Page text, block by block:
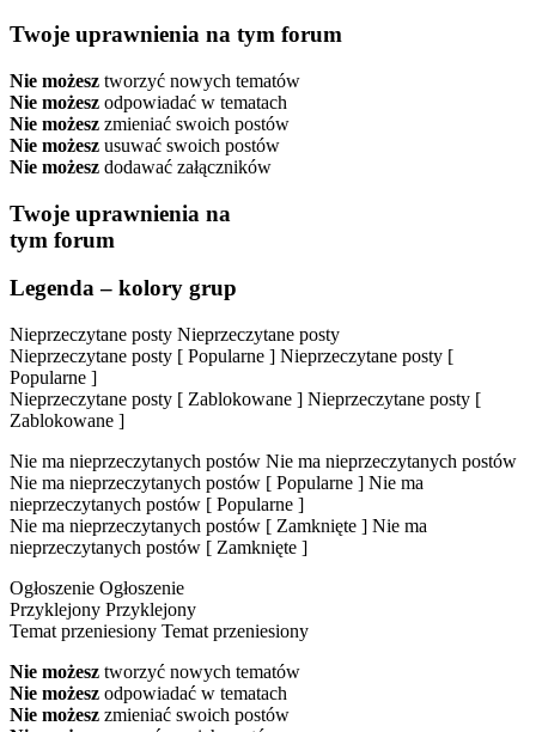
Twoje uprawnienia na tym forum
Nie możesz tworzyć nowych tematów
Nie możesz odpowiadać w tematach
Nie możesz zmieniać swoich postów
Nie możesz usuwać swoich postów
Nie możesz dodawać załączników
Twoje uprawnienia na
tym forum
Legenda – kolory grup
Nieprzeczytane posty Nieprzeczytane posty
Nieprzeczytane posty [ Popularne ] Nieprzeczytane posty [
Popularne ]
Nieprzeczytane posty [ Zablokowane ] Nieprzeczytane posty [
Zablokowane ]
Nie ma nieprzeczytanych postów Nie ma nieprzeczytanych postów
Nie ma nieprzeczytanych postów [ Popularne ] Nie ma
nieprzeczytanych postów [ Popularne ]
Nie ma nieprzeczytanych postów [ Zamknięte ] Nie ma
nieprzeczytanych postów [ Zamknięte ]
Ogłoszenie Ogłoszenie
Przyklejony Przyklejony
Temat przeniesiony Temat przeniesiony
Nie możesz tworzyć nowych tematów
Nie możesz odpowiadać w tematach
Nie możesz zmieniać swoich postów